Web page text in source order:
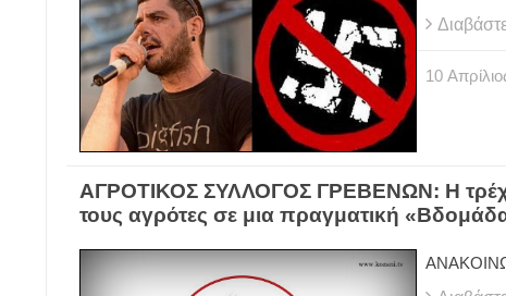
10
ΑΓΡΟΤΙΚΟΣ ΣΥΛΛΟΓΟΣ ΓΡΕΒΕΝΩΝ: Η
τους αγρότες σε μια πραγματική